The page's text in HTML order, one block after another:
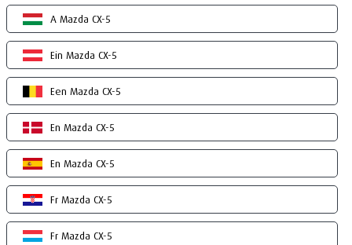
A Mazda CX-5
Ein Mazda CX-5
Een Mazda CX-5
En Mazda CX-5
En Mazda CX-5
Fr Mazda CX-5
Fr Mazda CX-5